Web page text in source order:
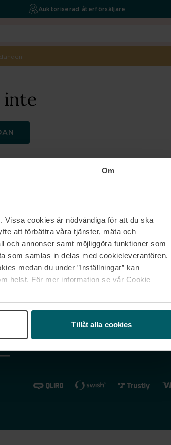
Om
Vissa cookies är nödvändiga för att du ska
att förbättra våra tjänster, mäta och
och annonser samt möjliggöra funktioner som
som samlas in delas med cookieleverantören.
medan du under ”Inställningar” kan
helst. För mer information se vår Cookie
Tillåt alla cookies
Auktoriserad återförsäljare
inte
Kontakta oss
Vanliga frågor & svar
Spåra min beställning
reklamationer
Nordicfeel SE
Nordicfeel FI
Nordicfeel NO